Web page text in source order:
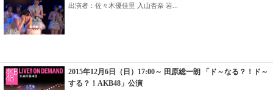
出演者：佐々木優佳里 入山杏奈 岩...
2015年12月6日（日）17:00～ 田原総一朗 「ド～なる？！ド～
する？！AKB48」公演